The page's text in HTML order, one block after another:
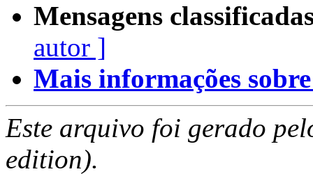
Mensagens
autor ]
Mais informações
Este arquivo foi gerado
edition).